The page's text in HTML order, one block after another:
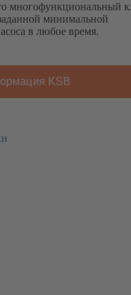
многофункциональный
минимальной
в любое время.
KSB